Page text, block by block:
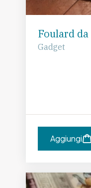
Foulard da
Gadget
Aggiungi